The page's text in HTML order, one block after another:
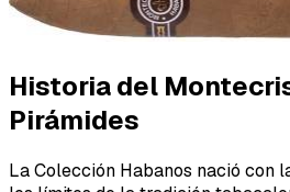
Historia del
Pirámides
La Colección Habanos nació con